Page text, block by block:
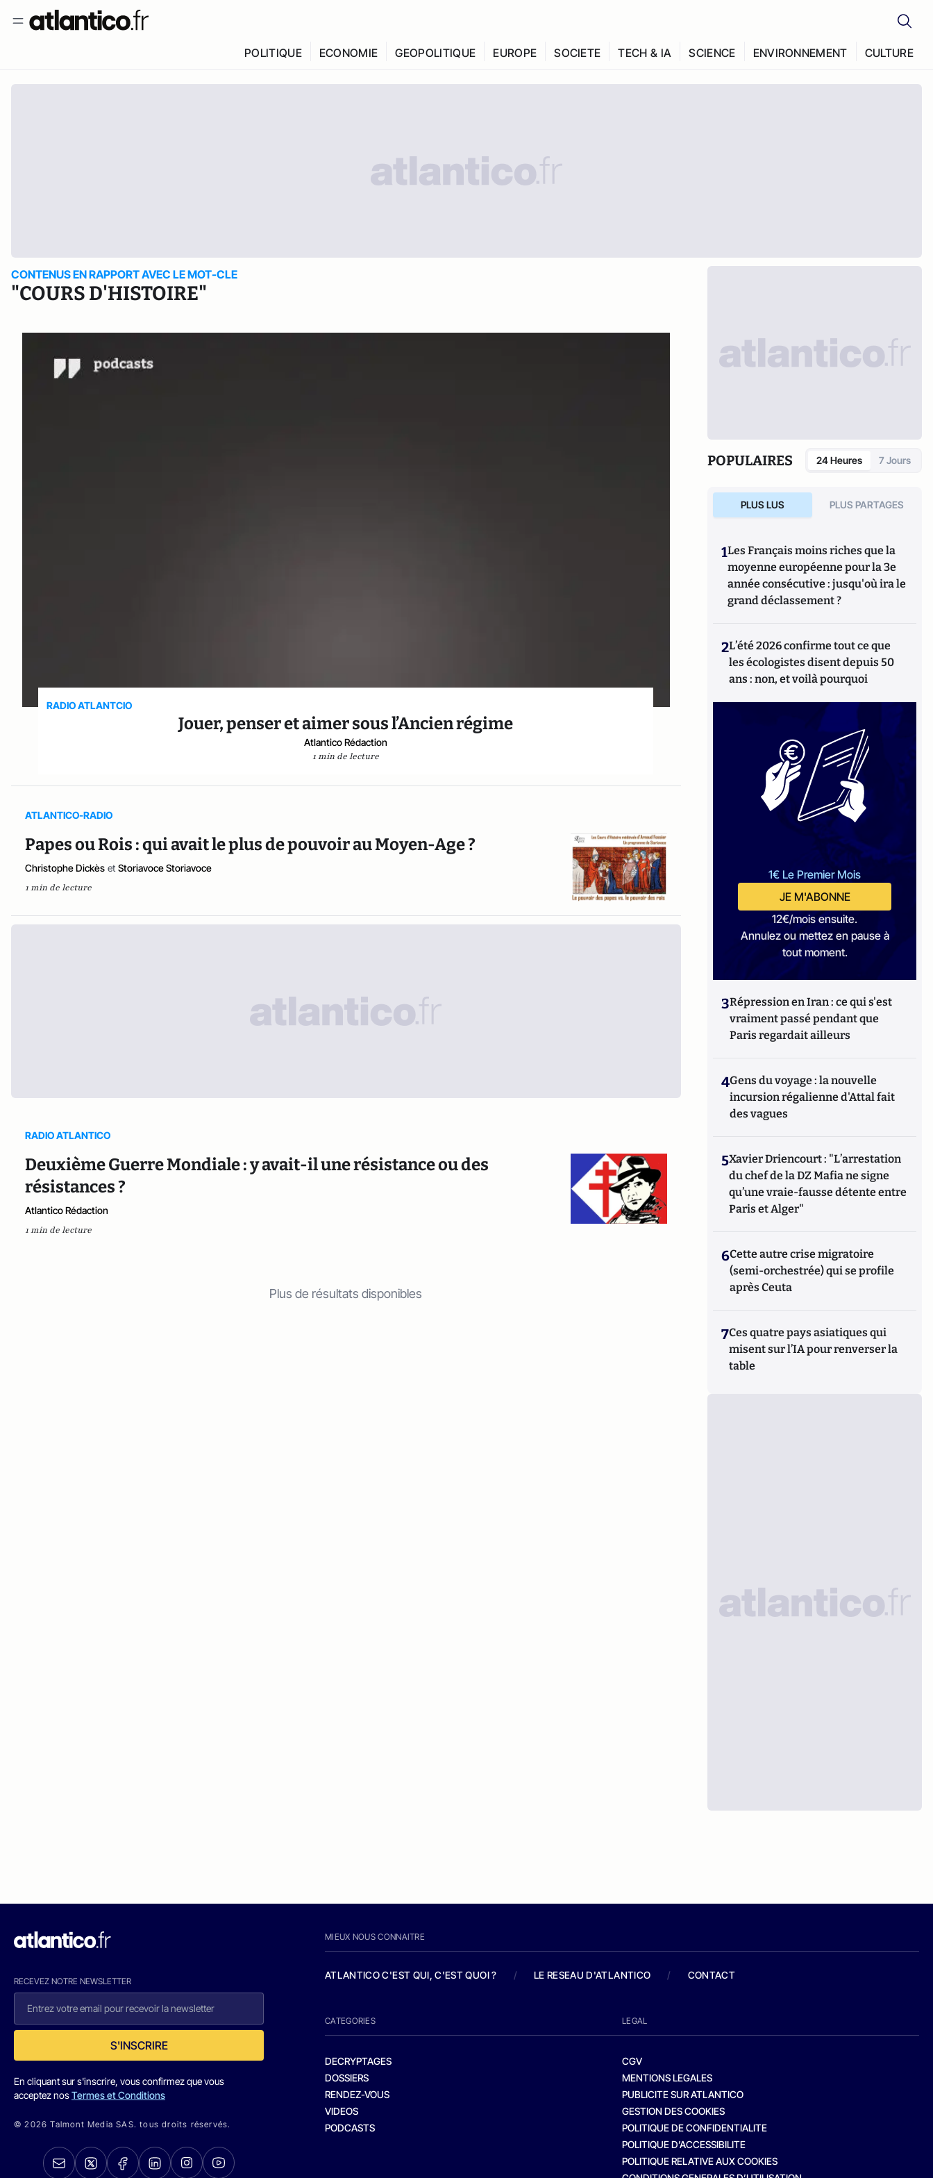
POLITIQUE ECONOMIE GEOPOLITIQUE EUROPE SOCIETE TECH & IA SCIENCE ENVIRONNEMENT CULTURE
CONTENUS EN RAPPORT AVEC LE MOT-CLE
"COURS D'HISTOIRE"
RADIO ATLANTCIO
Jouer, penser et aimer sous l’Ancien régime
Atlantico Rédaction
1 min de lecture
ATLANTICO-RADIO
Papes ou Rois : qui avait le plus de pouvoir au Moyen-Age ?
Christophe Dickès et Storiavoce Storiavoce
1 min de lecture
RADIO ATLANTICO
Deuxième Guerre Mondiale : y avait-il une résistance ou des
résistances ?
Atlantico Rédaction
1 min de lecture
Plus de résultats disponibles
POPULAIRES 24 Heures 7 Jours
PLUS LUS PLUS PARTAGES
1Les Français moins riches que la
moyenne européenne pour la 3e
année consécutive : jusqu'où ira le
grand déclassement ?
2L’été 2026 confirme tout ce que
les écologistes disent depuis 50
ans : non, et voilà pourquoi
1€ Le Premier Mois
JE M'ABONNE
12€/mois ensuite.
Annulez ou mettez en pause à
tout moment.
3Répression en Iran : ce qui s'est
vraiment passé pendant que
Paris regardait ailleurs
4Gens du voyage : la nouvelle
incursion régalienne d'Attal fait
des vagues
5Xavier Driencourt : "L’arrestation
du chef de la DZ Mafia ne signe
qu’une vraie-fausse détente entre
Paris et Alger"
6Cette autre crise migratoire
(semi-orchestrée) qui se profile
après Ceuta
7Ces quatre pays asiatiques qui
misent sur l’IA pour renverser la
table
RECEVEZ NOTRE NEWSLETTER
S'INSCRIRE
En cliquant sur s'inscrire, vous confirmez que vous
acceptez nosTermes et Conditions
© 2026 Talmont Media SAS. tous droits réservés.
MIEUX NOUS CONNAITRE
ATLANTICO C'EST QUI, C'EST QUOI ? / LE RESEAU D'ATLANTICO / CONTACT
CATEGORIES
DECRYPTAGES
DOSSIERS
RENDEZ-VOUS
VIDEOS
PODCASTS
LEGAL
CGV
MENTIONS LEGALES
PUBLICITE SUR ATLANTICO
GESTION DES COOKIES
POLITIQUE DE CONFIDENTIALITE
POLITIQUE D’ACCESSIBILITE
POLITIQUE RELATIVE AUX COOKIES